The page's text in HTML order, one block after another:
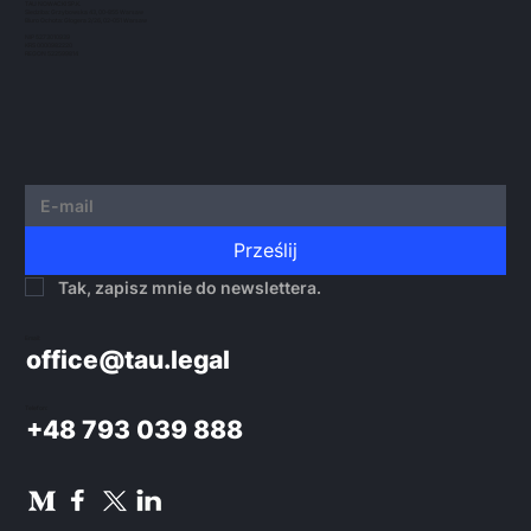
office@tau.legal
+48 793 039 888
Prześlij
Tak, zapisz mnie do newslettera.